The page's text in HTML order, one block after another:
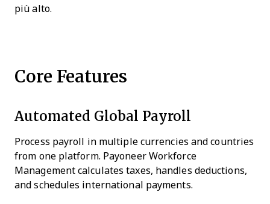
più alto.
Core Features
Automated Global Payroll
Process payroll in multiple currencies and countries
from one platform. Payoneer Workforce
Management calculates taxes, handles deductions,
and schedules international payments.